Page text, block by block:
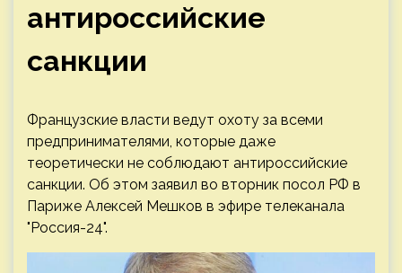
антироссийские
санкции
Французские власти ведут охоту за всеми
предпринимателями, которые даже
теоретически не соблюдают антироссийские
санкции. Об этом заявил во вторник посол РФ в
Париже Алексей Мешков в эфире телеканала
"Россия-24".